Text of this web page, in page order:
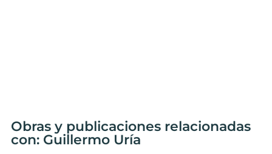
Obras y publicaciones relacionadas
con: Guillermo Uría